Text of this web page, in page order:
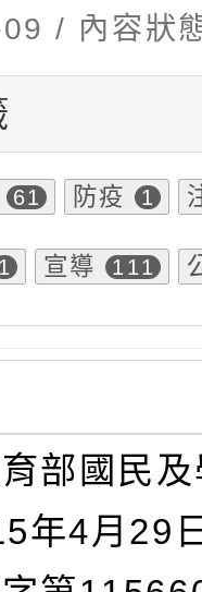
/ 內容狀
61 防疫 1
1 宣導 111
部國民
年4月29